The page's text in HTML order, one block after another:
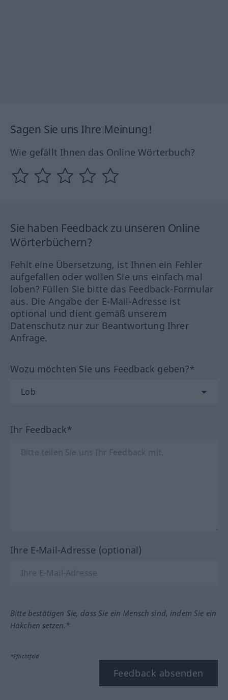
Sagen Sie uns Ihre Meinung!
Wie gefällt Ihnen das Online Wörterbuch?
Sie haben Feedback zu unseren Online
Wörterbüchern?
Fehlt eine Übersetzung, ist Ihnen ein Fehler
aufgefallen oder wollen Sie uns einfach mal
loben? Füllen Sie bitte das Feedback-Formular
aus. Die Angabe der E-Mail-Adresse ist
optional und dient gemäß unserem
Datenschutz nur zur Beantwortung Ihrer
Anfrage.
Wozu möchten Sie uns Feedback geben?*
Ihr Feedback*
Ihre E-Mail-Adresse (optional)
Bitte bestätigen Sie, dass Sie ein Mensch sind, indem Sie ein
Häkchen setzen.*
*Pflichtfeld
Feedback absenden